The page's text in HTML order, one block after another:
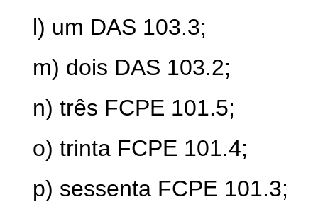
l) um DAS 103.3;
m) dois DAS 103.2;
n) três FCPE 101.5;
o) trinta FCPE 101.4;
p) sessenta FCPE 101.3;